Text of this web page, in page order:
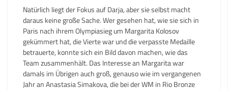
Natürlich liegt der Fokus auf Darja, aber sie selbst macht
daraus keine große Sache. Wer gesehen hat, wie sie sich in
Paris nach ihrem Olympiasieg um Margarita Kolosov
gekümmert hat, die Vierte war und die verpasste Medaille
betrauerte, konnte sich ein Bild davon machen, wie das
Team zusammenhält. Das Interesse an Margarita war
damals im Übrigen auch groß, genauso wie im vergangenen
Jahr an Anastasia Simakova, die bei der WM in Rio Bronze